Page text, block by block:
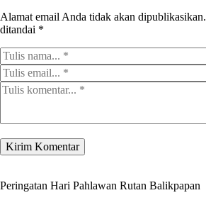
Alamat email Anda tidak akan dipublikasikan.
ditandai *
Peringatan Hari Pahlawan Rutan Balikpapan